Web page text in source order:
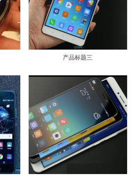
产品标题三